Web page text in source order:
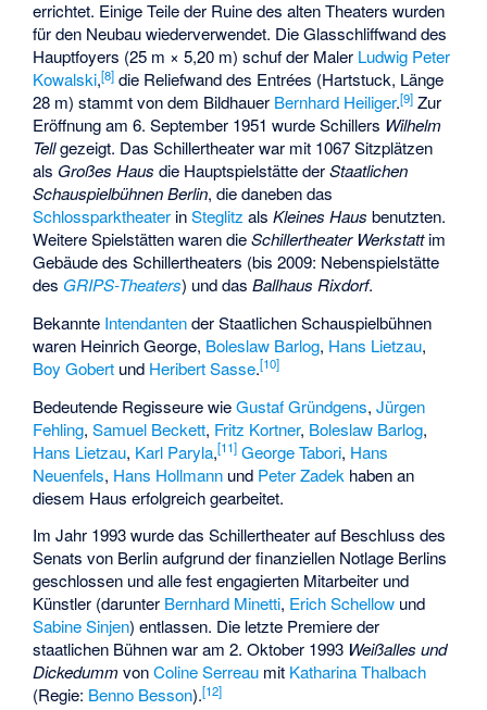
errichtet. Einige Teile der Ruine des alten Theaters wurden
für den Neubau wiederverwendet. Die Glasschliffwand des
Hauptfoyers (25 m × 5,20 m) schuf der Maler Ludwig Peter
Kowalski,[8] die Reliefwand des Entrées (Hartstuck, Länge
28 m) stammt von dem Bildhauer Bernhard Heiliger.[9] Zur
Eröffnung am 6. September 1951 wurde Schillers Wilhelm
Tellgezeigt. Das Schillertheater war mit 1067 Sitzplätzen
als Großes Haus die Hauptspielstätte derStaatlichen
Schauspielbühnen Berlin, die daneben das
Schlossparktheater inSteglitz alsKleines Haus benutzten.
Weitere Spielstätten waren dieSchillertheater Werkstattim
Gebäude des Schillertheaters (bis 2009: Nebenspielstätte
des GRIPS-Theaters) und dasBallhaus Rixdorf.
Bekannte Intendantender Staatlichen Schauspielbühnen
waren Heinrich George, Boleslaw Barlog, Hans Lietzau,
Boy Gobert und Heribert Sasse.[10]
Bedeutende Regisseure wieGustaf Gründgens,Jürgen
Fehling,Samuel Beckett, Fritz Kortner, Boleslaw Barlog,
Hans Lietzau, Karl Paryla,[11] George Tabori, Hans
Neuenfels, Hans Hollmann und Peter Zadek haben an
diesem Haus erfolgreich gearbeitet.
Im Jahr 1993 wurde das Schillertheater auf Beschluss des
Senats von Berlin aufgrund der finanziellen Notlage Berlins
geschlossen und alle fest engagierten Mitarbeiter und
Künstler (darunter Bernhard Minetti, Erich Schellow und
Sabine Sinjen) entlassen. Die letzte Premiere der
staatlichen Bühnen war am 2. Oktober 1993 Weißalles und
Dickedumm vonColine Serreau mit Katharina Thalbach
(Regie: Benno Besson).[12]